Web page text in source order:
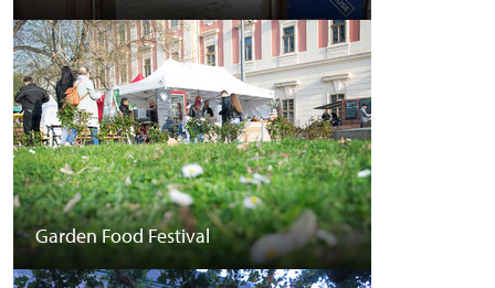
Garden Food Festival